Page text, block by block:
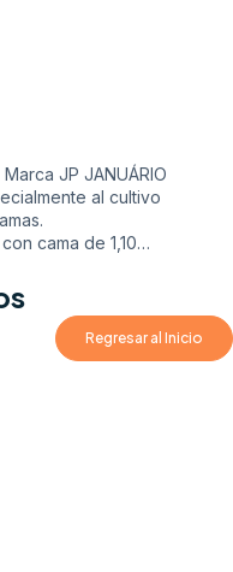
JP JANUÁRIO
al cultivo
cama de 1,10…
Regresar al Inicio